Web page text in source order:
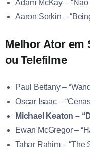
Adam McKay –
Aaron Sorkin –
Melhor Ator em
ou Telefilme
Paul Bettany –
Oscar Isaac –
Michael Keaton –
Ewan McGregor –
Tahar Rahim – “The